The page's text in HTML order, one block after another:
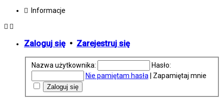
Informacje
Zaloguj się • Zarejestruj się
Nazwa użytkownika:
Hasło:
Nie pamiętam hasła
Zapamiętaj mnie